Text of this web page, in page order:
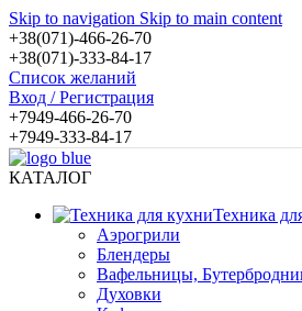
Skip to navigation Skip to main content
+38(071)-466-26-70
+38(071)-333-84-17
Список желаний
Вход / Регистрация
+7949-466-26-70
+7949-333-84-17
КАТАЛОГ
Техника
Аэрогрили
Блендеры
Вафельницы,
Духовки